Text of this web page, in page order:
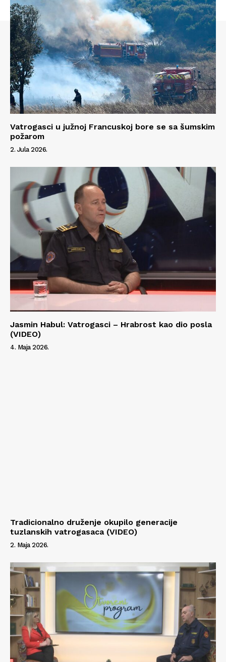
Vatrogasci u južnoj Francuskoj bore se sa šumskim
požarom
2. Jula 2026.
Jasmin Habul: Vatrogasci – Hrabrost kao dio posla
(VIDEO)
4. Maja 2026.
Tradicionalno druženje okupilo generacije
tuzlanskih vatrogasaca (VIDEO)
2. Maja 2026.